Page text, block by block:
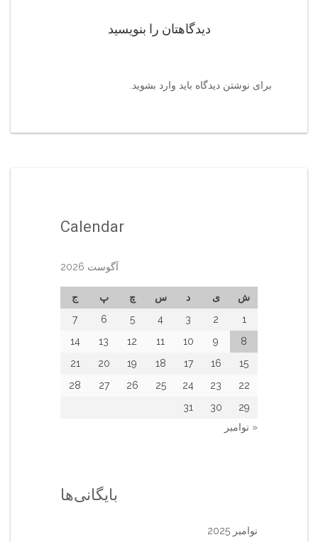
دیدگاهتان را بنویسید
برای نوشتن دیدگاه باید وارد بشوید
Calendar
آگوست 2026
ش ی د س چ پ
ج
1
2
3
4
5
6
7
8
9
10
11
12
13
14
15
16
17
18
19
20
21
22
23
24
25
26
27
28
29
30
31
« نوامبر
بایگانی‌ها
نوامبر 2025